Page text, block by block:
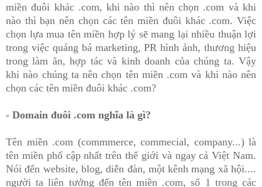
miền đuôi khác .com, khi nào thì nên chọn .com và khi
nào thì bạn nên chọn các tên miền đuôi khác .com. Việc
chọn lựa mua tên miền hợp lý sẽ mang lại nhiều thuận lợi
trong việc quảng bá marketing, PR hìnhảnh, thương hiệu
trong làm ăn, hợp tác và kinh doanh của chúng ta. Vậy
khi nào chúng ta nên chọn tên miền .com và khi nào nên
chọn các tên miền đuôi khác .com?
- Domain đuôi .com nghĩa là gì?
Tên miền .com (commmerce, commecial, company...) là
tên miền phổ cập nhất trên thế giới và ngay cả Việt Nam.
Nói đến website, blog, diễn đàn, một kênh mạng xã hội....
người ta liên tưởng đến tên miền .com, số 1 trong các